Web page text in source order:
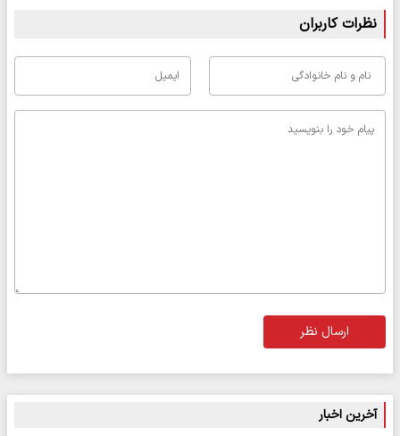
نظرات کاربران
ارسال نظر
آخرین اخبار